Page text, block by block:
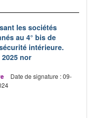
les sociétés
au 4° bis de
intérieure.
nor
Date de signature : 09-